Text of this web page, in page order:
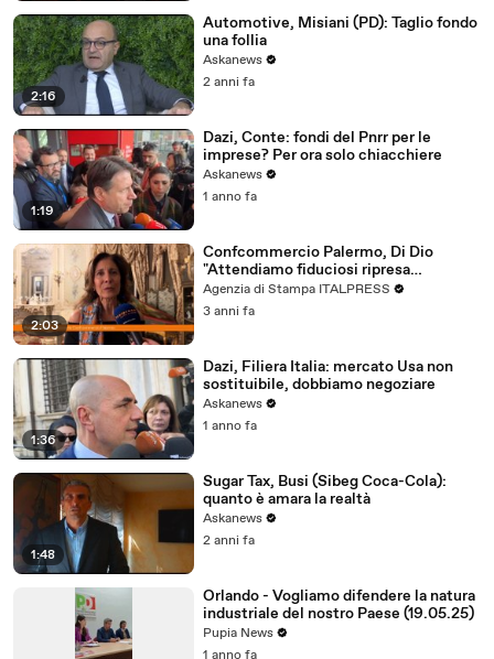
2:16
Automotive, Misiani (PD): Taglio fondo
una follia
Askanews
2 anni fa
1:19
Dazi, Conte: fondi del Pnrr per le
imprese? Per ora solo chiacchiere
Askanews
1 anno fa
2:03
Confcommercio Palermo, Di Dio
"Attendiamo fiduciosi ripresa
economia"
Agenzia di Stampa ITALPRESS
3 anni fa
1:36
Dazi, Filiera Italia: mercato Usa non
sostituibile, dobbiamo negoziare
Askanews
1 anno fa
1:48
Sugar Tax, Busi (Sibeg Coca-Cola):
quanto è amara la realtà
Askanews
2 anni fa
Orlando - Vogliamo difendere la natura
industriale del nostro Paese (19.05.25)
Pupia News